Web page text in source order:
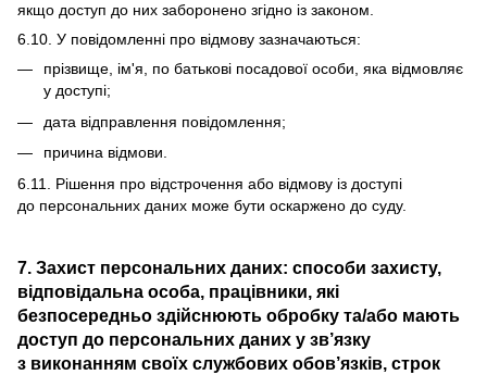
якщо доступ до них заборонено згідно із законом.
6.10. У повідомленні про відмову зазначаються:
прізвище, ім'я, по батькові посадової особи, яка відмовляє
у доступі;
дата відправлення повідомлення;
причина відмови.
6.11. Рішення про відстрочення або відмову із доступі
до персональних даних може бути оскаржено до суду.
7. Захист персональних даних: способи захисту,
відповідальна особа, працівники, які
безпосередньо здійснюють обробку та/або мають
доступ до персональних даних у зв’язку
з виконанням своїх службових обов’язків, строк